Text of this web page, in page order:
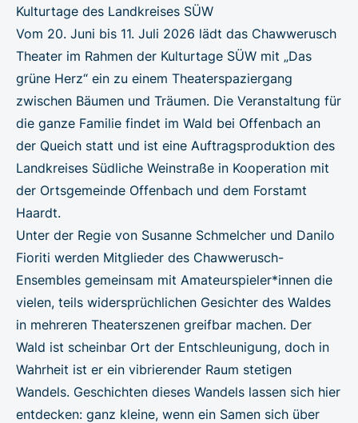
Kulturtage des Landkreises SÜW
Vom 20. Juni bis 11. Juli 2026 lädt das Chawwerusch
Theater im Rahmen der Kulturtage SÜW mit „Das
grüne Herz“ ein zu einem Theaterspaziergang
zwischen Bäumen und Träumen. Die Veranstaltung für
die ganze Familie findet im Wald bei Offenbach an
der Queich statt und ist eine Auftragsproduktion des
Landkreises Südliche Weinstraße in Kooperation mit
der Ortsgemeinde Offenbach und dem Forstamt
Haardt.
Unter der Regie von Susanne Schmelcher und Danilo
Fioriti werden Mitglieder des Chawwerusch-
Ensembles gemeinsam mit Amateurspieler*innen die
vielen, teils widersprüchlichen Gesichter des Waldes
in mehreren Theaterszenen greifbar machen. Der
Wald ist scheinbar Ort der Entschleunigung, doch in
Wahrheit ist er ein vibrierender Raum stetigen
Wandels. Geschichten dieses Wandels lassen sich hier
entdecken: ganz kleine, wenn ein Samen sich über